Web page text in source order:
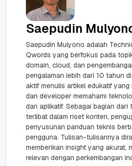
Saepudin
Saepudin Mulyono adalah
Qwords yang berfokus pada
domain, cloud, dan
pengalaman lebih dari 10 tahun
aktif menulis artikel edukatif yang
dan developer memahami
dan aplikatif. Sebagai bagian dari
terlibat dalam riset konten,
penyusunan panduan teknis
pengguna. Tulisan-tulisannya
memberikan insight yang akurat,
relevan dengan perkembangan